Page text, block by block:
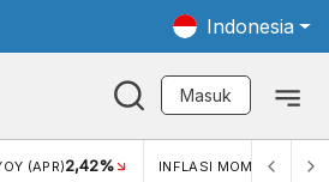
Indonesia
Masuk
(APR)2,42% INFLASI MOM (MAR)